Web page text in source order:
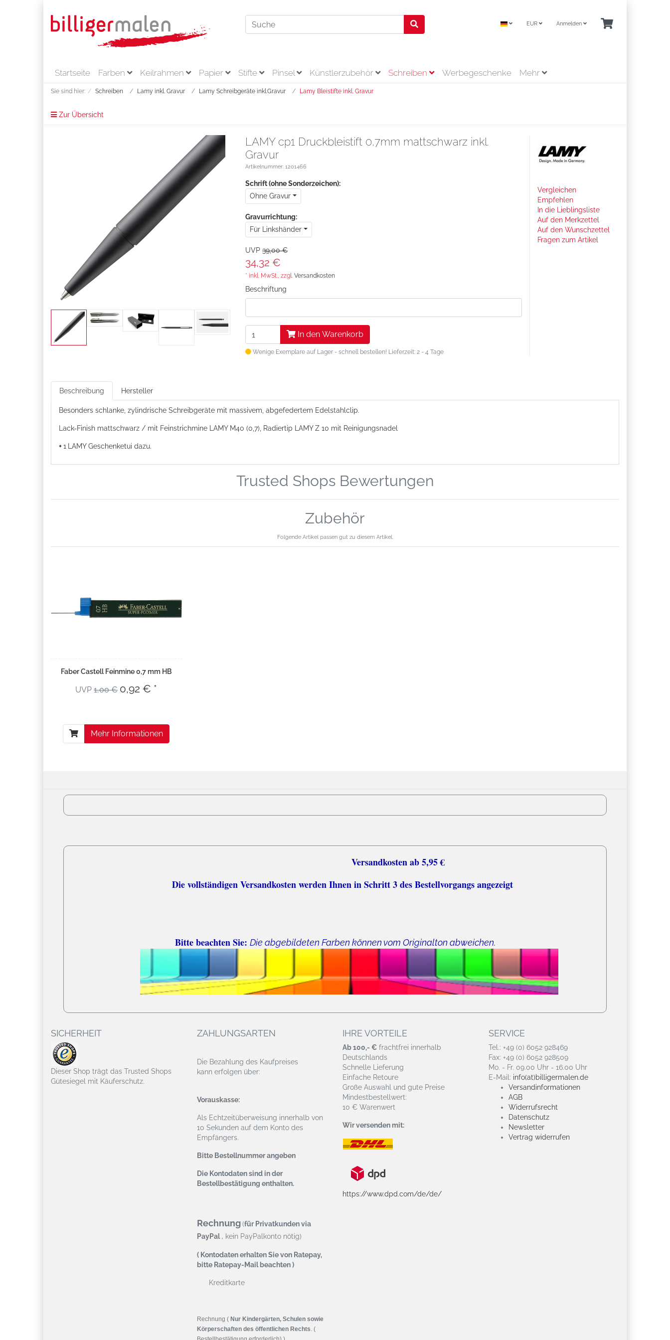
EUR Anmelden
Startseite Farben Keilrahmen Papier Stifte Pinsel Künstlerzubehör Schreiben Werbegeschenke Mehr
Sie sind hier: Schreiben Lamy inkl. Gravur Lamy Schreibgeräte inkl.Gravur Lamy Bleistifte inkl. Gravur
Zur Übersicht
LAMY cp1 Druckbleistift 0,7mm mattschwarz inkl.
Gravur
Artikelnummer: 1201466
Schrift (ohne Sonderzeichen):
Ohne Gravur
Gravurrichtung:
Für Linkshänder
UVP 39,00 €
34,32 €
* inkl. MwSt., zzgl. Versandkosten
Beschriftung
In den Warenkorb
Wenige Exemplare auf Lager - schnell bestellen! Lieferzeit: 2 - 4 Tage
Vergleichen
Empfehlen
In die Lieblingsliste
Auf den Merkzettel
Auf den Wunschzettel
Fragen zum Artikel
Beschreibung Hersteller
Besonders schlanke, zylindrische Schreibgeräte mit massivem, abgefedertem Edelstahlclip.
Lack-Finish mattschwarz / mit Feinstrichmine LAMY M40 (0,7), Radiertip LAMY Z 10 mit Reinigungsnadel
+1 LAMY Geschenketui dazu.
Trusted Shops Bewertungen
Zubehör
Folgende Artikel passen gut zu diesem Artikel.
Faber Castell Feinmine 0,7 mm HB
UVP1,00 € 0,92 € *
Mehr Informationen
Versandkosten ab 5,95 €
Die vollständigen Versandkosten werden Ihnen in Schritt 3 des Bestellvorgangs angezeigt
Bitte beachten Sie: Die abgebildeten Farben können vom Originalton abweichen.
SICHERHEIT
Dieser Shop trägt das Trusted Shops
Gütesiegel mit Käuferschutz.
ZAHLUNGSARTEN
Die Bezahlung des Kaufpreises
kann erfolgen über:
Vorauskasse:
Als Echtzeitüberweisung innerhalb von
10 Sekunden auf dem Konto des
Empfängers.
Bitte Bestellnummer angeben
Die Kontodaten sind in der
Bestellbestätigung enthalten.
Rechnung (für Privatkunden via
PayPal, kein PayPalkonto nötig)
( Kontodaten erhalten Sie von Ratepay,
bitte Ratepay-Mail beachten )
Kreditkarte
Rechnung ( Nur Kindergärten, Schulen sowie
Körperschaften des öffentlichen Rechts. (
IHRE VORTEILE
Ab 100,- € frachtfrei innerhalb
Deutschlands
Schnelle Lieferung
Einfache Retoure
Große Auswahl und gute Preise
Mindestbestellwert:
10 € Warenwert
Wir versenden mit:
https://www.dpd.com/de/de/
SERVICE
Tel.: +49 (0) 6052 928469
Fax: +49 (0) 6052 928509
Mo. - Fr. 09.00 Uhr - 16.00 Uhr
E-Mail: info(at)billigermalen.de
Versandinformationen
AGB
Widerrufsrecht
Datenschutz
Newsletter
Vertrag widerrufen